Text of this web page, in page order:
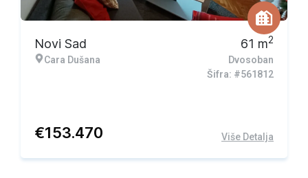
Novi Sad
Cara Dušana
61 m2
Dvosoban
Šifra: #561812
€153.470 Više Detalja